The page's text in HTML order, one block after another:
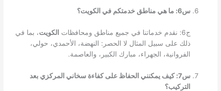
س6: ما هي مناطق خدمتكم في الكويت؟
ج6: نقدم خدماتنا في جميع مناطق ومحافظات الكويت، بما في
ذلك على سبيل المثال لا الحصر: النهضة، الأحمدي، حولي،
الفروانية، الجهراء، مبارك الكبير، والعاصمة.
س7: كيف يمكنني الحفاظ على كفاءة سخاني المركزي بعد
التركيب؟